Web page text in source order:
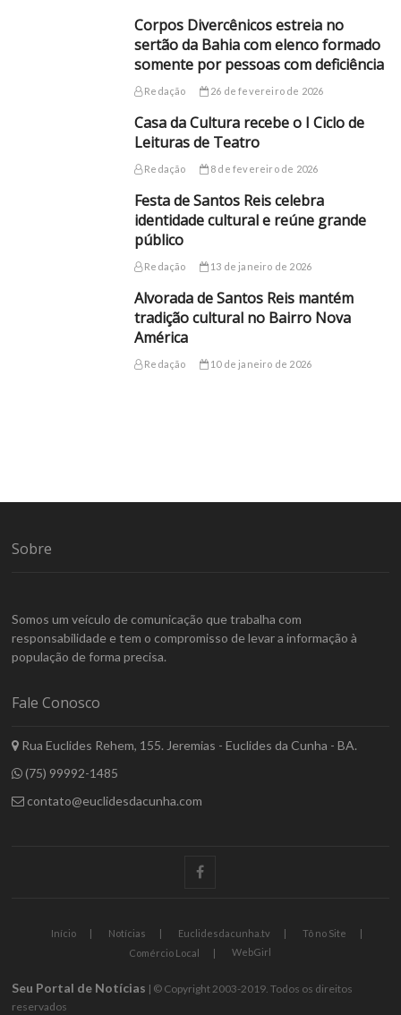
Corpos Divercênicos estreia no
sertão da Bahia com elenco formado
somente por pessoas com deficiência
Redação 26 de fevereiro de 2026
Casa da Cultura recebe o I Ciclo de
Leituras de Teatro
Redação 8 de fevereiro de 2026
Festa de Santos Reis celebra
identidade cultural e reúne grande
público
Redação 13 de janeiro de 2026
Alvorada de Santos Reis mantém
tradição cultural no Bairro Nova
América
Redação 10 de janeiro de 2026
Sobre
Somos um veículo de comunicação que trabalha com
responsabilidade e tem o compromisso de levar a informação à
população de forma precisa.
Fale Conosco
Rua Euclides Rehem, 155. Jeremias - Euclides da Cunha - BA.
(75) 99992-1485
contato@euclidesdacunha.com
facebook
Início Notícias Euclidesdacunha.tv
Tô no Site
Comércio Local
WebGirl
Seu Portal de Notícias | © Copyright 2003-2019. Todos os direitos
reservados